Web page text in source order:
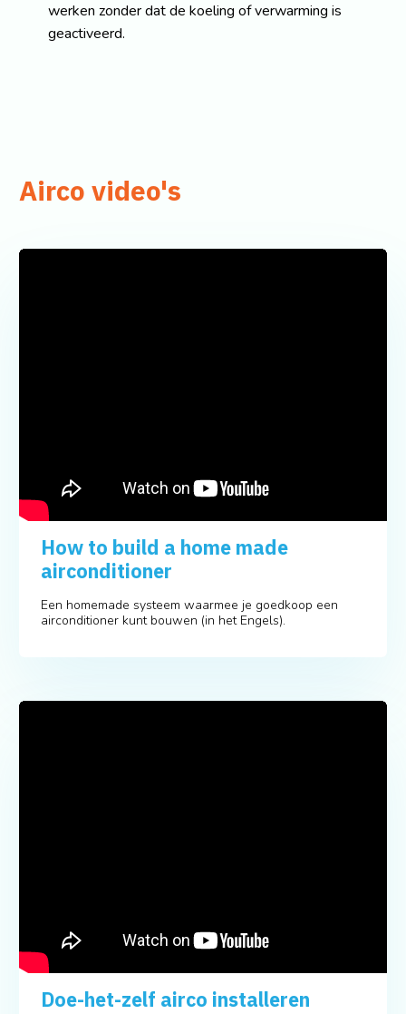
werken zonder dat de koeling of verwarming is
geactiveerd.
Airco video's
How to build a home made
airconditioner
Een homemade systeem waarmee je goedkoop een
airconditioner kunt bouwen (in het Engels).
Doe-het-zelf airco installeren